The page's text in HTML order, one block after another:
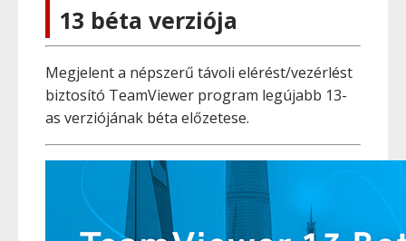
13 béta verziója
Megjelent a népszerű távoli elérést/vezérlést
biztosító TeamViewer program legújabb 13-
as verziójának béta előzetese.